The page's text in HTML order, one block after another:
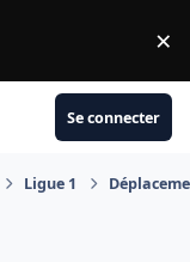
×
Se connecter
Ligue 1